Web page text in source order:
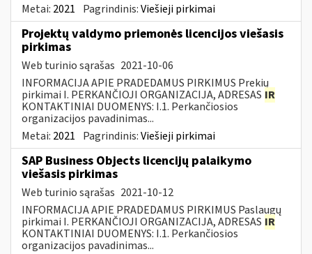
Metai: 2021 Pagrindinis:Viešieji pirkimai
Projektų valdymo priemonės licencijos viešasis
pirkimas
Web turinio sąrašas 2021-10-06
INFORMACIJA APIE PRADEDAMUS PIRKIMUS Prekių
pirkimai I. PERKANČIOJI ORGANIZACIJA, ADRESAS IR
KONTAKTINIAI DUOMENYS: I.1. Perkančiosios
organizacijos pavadinimas...
Metai: 2021 Pagrindinis:Viešieji pirkimai
SAP Business Objects licencijų palaikymo
viešasis pirkimas
Web turinio sąrašas 2021-10-12
INFORMACIJA APIE PRADEDAMUS PIRKIMUS Paslaugų
pirkimai I. PERKANČIOJI ORGANIZACIJA, ADRESAS IR
KONTAKTINIAI DUOMENYS: I.1. Perkančiosios
organizacijos pavadinimas...